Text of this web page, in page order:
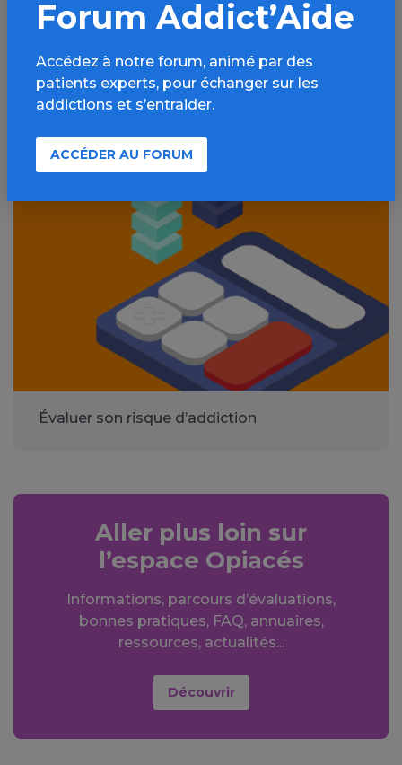
Évaluer son risque d’addiction
Aller plus loin sur
l’espace Opiacés
Informations, parcours d’évaluations,
bonnes pratiques, FAQ, annuaires,
ressources, actualités...
Découvrir
Forum Addict’Aide
Accédez à notre forum, animé par des
patients experts, pour échanger sur les
addictions et s’entraider.
ACCÉDER AU FORUM